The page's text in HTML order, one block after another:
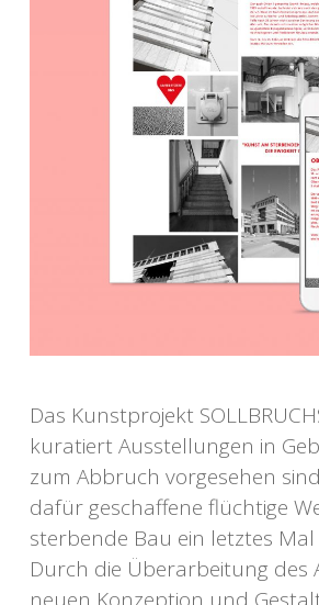
Das Kunstprojekt
kuratiert Ausstellungen in
zum Abbruch vorgesehen
dafür geschaffene flüchtige
sterbende Bau ein letztes
Durch die Überarbeitung des